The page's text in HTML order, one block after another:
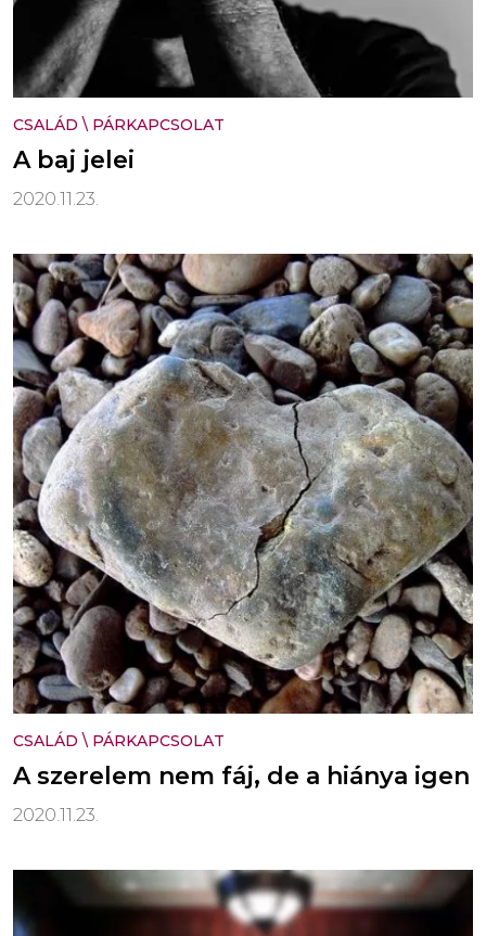
CSALÁD \ PÁRKAPCSOLAT
A baj jelei
2020.11.23.
CSALÁD \ PÁRKAPCSOLAT
A szerelem nem fáj, de a hiánya igen
2020.11.23.